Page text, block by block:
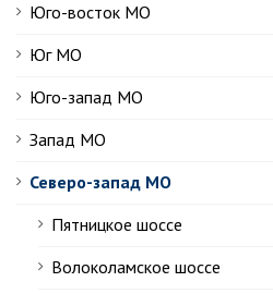
Юго-восток МО
Юг МО
Юго-запад МО
Запад МО
Северо-запад МО
Пятницкое шоссе
Волоколамское шоссе